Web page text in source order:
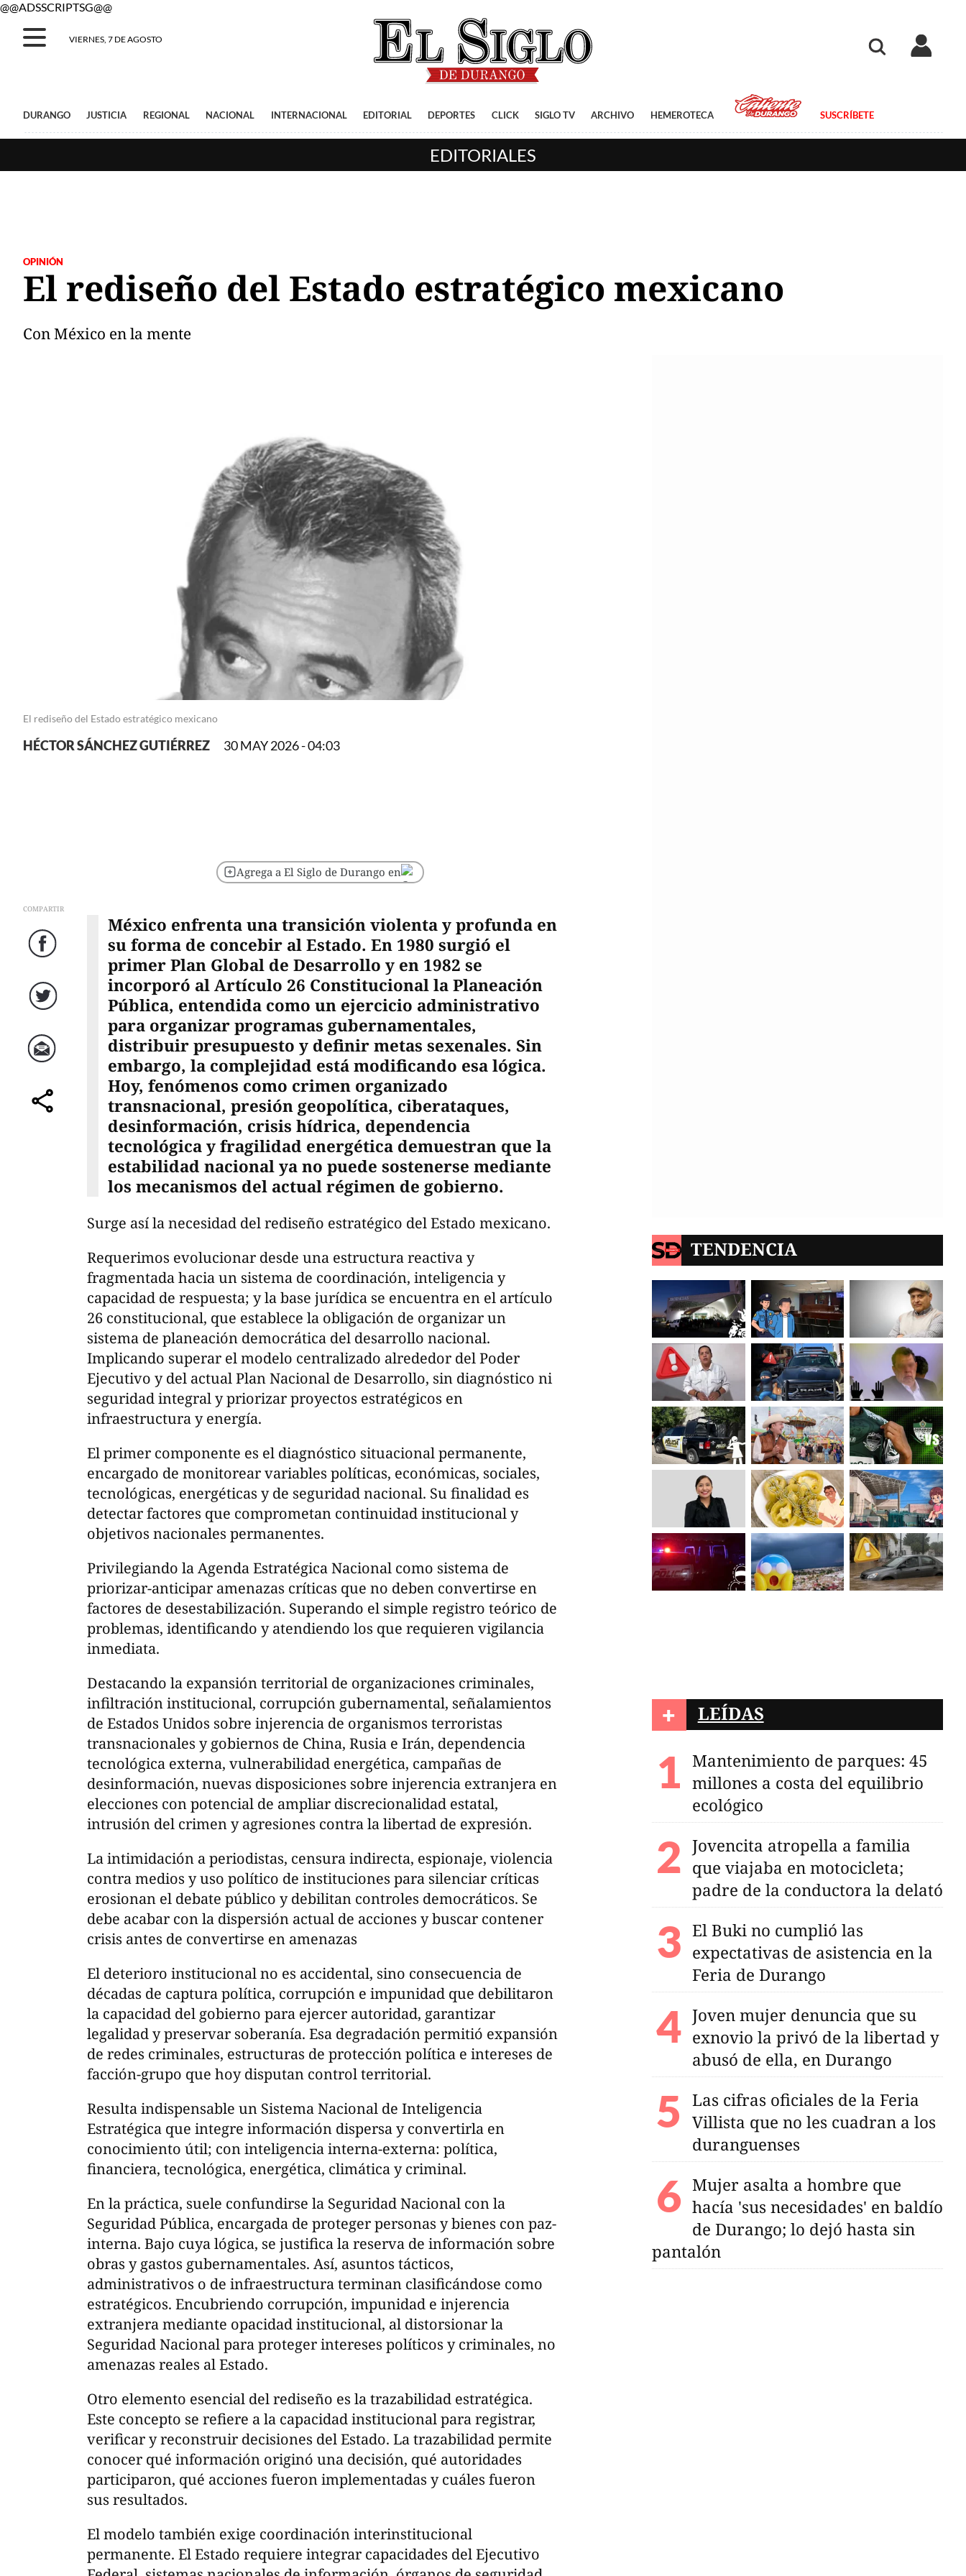
@@ADSSCRIPTSG@@
VIERNES, 7 DE AGOSTO
DURANGO JUSTICIA REGIONAL NACIONAL INTERNACIONAL EDITORIAL DEPORTES CLICK SIGLO TV ARCHIVO HEMEROTECA SUSCRÍBETE
EDITORIALES
OPINIÓN
El rediseño del Estado estratégico mexicano
Con México en la mente
El rediseño del Estado estratégico mexicano
HÉCTOR SÁNCHEZ GUTIÉRREZ 30 MAY 2026 - 04:03
Agrega a El Siglo de Durango en
COMPARTIR
Facebook
Twitter
Correo
comparte
México enfrenta una transición violenta y profunda en
su forma de concebir al Estado. En 1980 surgió el
primer Plan Global de Desarrollo y en 1982 se
incorporó al Artículo 26 Constitucional la Planeación
Pública, entendida como un ejercicio administrativo
para organizar programas gubernamentales,
distribuir presupuesto y definir metas sexenales. Sin
embargo, la complejidad está modificando esa lógica.
Hoy, fenómenos como crimen organizado
transnacional, presión geopolítica, ciberataques,
desinformación, crisis hídrica, dependencia
tecnológica y fragilidad energética demuestran que la
estabilidad nacional ya no puede sostenerse mediante
los mecanismos del actual régimen de gobierno.
Surge así la necesidad del rediseño estratégico del Estado mexicano.
Requerimos evolucionar desde una estructura reactiva y
fragmentada hacia un sistema de coordinación, inteligencia y
capacidad de respuesta; y la base jurídica se encuentra en el artículo
26 constitucional, que establece la obligación de organizar un
sistema de planeación democrática del desarrollo nacional.
Implicando superar el modelo centralizado alrededor del Poder
Ejecutivo y del actual Plan Nacional de Desarrollo, sin diagnóstico ni
seguridad integral y priorizar proyectos estratégicos en
infraestructura y energía.
El primer componente es el diagnóstico situacional permanente,
encargado de monitorear variables políticas, económicas, sociales,
tecnológicas, energéticas y de seguridad nacional. Su finalidad es
detectar factores que comprometan continuidad institucional y
objetivos nacionales permanentes.
Privilegiando la Agenda Estratégica Nacional como sistema de
priorizar-anticipar amenazas críticas que no deben convertirse en
factores de desestabilización. Superando el simple registro teórico de
problemas, identificando y atendiendo los que requieren vigilancia
inmediata.
Destacando la expansión territorial de organizaciones criminales,
infiltración institucional, corrupción gubernamental, señalamientos
de Estados Unidos sobre injerencia de organismos terroristas
transnacionales y gobiernos de China, Rusia e Irán, dependencia
tecnológica externa, vulnerabilidad energética, campañas de
desinformación, nuevas disposiciones sobre injerencia extranjera en
elecciones con potencial de ampliar discrecionalidad estatal,
intrusión del crimen y agresiones contra la libertad de expresión.
La intimidación a periodistas, censura indirecta, espionaje, violencia
contra medios y uso político de instituciones para silenciar críticas
erosionan el debate público y debilitan controles democráticos. Se
debe acabar con la dispersión actual de acciones y buscar contener
crisis antes de convertirse en amenazas
El deterioro institucional no es accidental, sino consecuencia de
décadas de captura política, corrupción e impunidad que debilitaron
la capacidad del gobierno para ejercer autoridad, garantizar
legalidad y preservar soberanía. Esa degradación permitió expansión
de redes criminales, estructuras de protección política e intereses de
facción-grupo que hoy disputan control territorial.
Resulta indispensable un Sistema Nacional de Inteligencia
Estratégica que integre información dispersa y convertirla en
conocimiento útil; con inteligencia interna-externa: política,
financiera, tecnológica, energética, climática y criminal.
En la práctica, suele confundirse la Seguridad Nacional con la
Seguridad Pública, encargada de proteger personas y bienes con paz-
interna. Bajo cuya lógica, se justifica la reserva de información sobre
obras y gastos gubernamentales. Así, asuntos tácticos,
administrativos o de infraestructura terminan clasificándose como
estratégicos. Encubriendo corrupción, impunidad e injerencia
extranjera mediante opacidad institucional, al distorsionar la
Seguridad Nacional para proteger intereses políticos y criminales, no
amenazas reales al Estado.
Otro elemento esencial del rediseño es la trazabilidad estratégica.
Este concepto se refiere a la capacidad institucional para registrar,
verificar y reconstruir decisiones del Estado. La trazabilidad permite
conocer qué información originó una decisión, qué autoridades
participaron, qué acciones fueron implementadas y cuáles fueron
sus resultados.
El modelo también exige coordinación interinstitucional
permanente. El Estado requiere integrar capacidades del Ejecutivo
TENDENCIA
+ LEÍDAS
Mantenimiento de parques: 45
millones a costa del equilibrio
ecológico
Jovencita atropella a familia
que viajaba en motocicleta;
padre de la conductora la delató
El Buki no cumplió las
expectativas de asistencia en la
Feria de Durango
Joven mujer denuncia que su
exnovio la privó de la libertad y
abusó de ella, en Durango
Las cifras oficiales de la Feria
Villista que no les cuadran a los
duranguenses
Mujer asalta a hombre que
hacía 'sus necesidades' en baldío
de Durango; lo dejó hasta sin
pantalón